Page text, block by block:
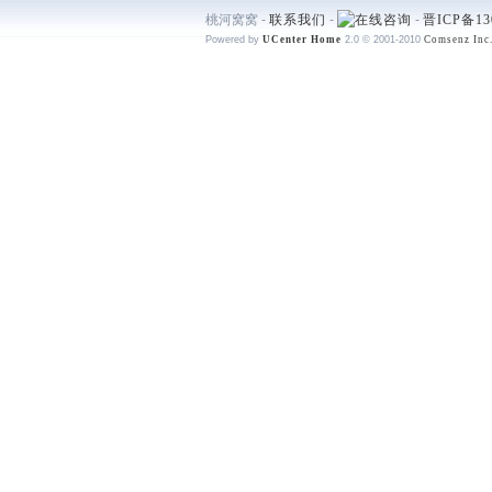
桃河窝窝 - 联系我们 - - 晋ICP备
Powered by UCenter Home 2.0 © 2001-2010 Comsenz Inc.